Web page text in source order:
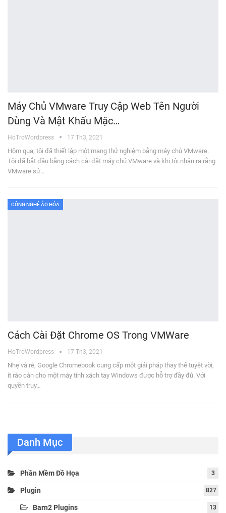
Máy Chủ VMware Truy Cập Web Tên Người
Dùng Và Mật Khẩu Mặc…
HoTroWordpress 17 Th3, 2021
Hôm qua, tôi đã thiết lập một mạng thử nghiệm bằng máy chủ VMware.
Tôi đã bắt đầu bằng cách cài đặt máy chủ VMware và khi tôi nhận ra rằng
VMware sử…
CÔNG NGHỆ ẢO HÓA
Cách Cài Đặt Chrome OS Trong VMWare
HoTroWordpress 17 Th3, 2021
Nhẹ và rẻ, Google Chromebook cung cấp một giải pháp thay thế tuyệt vời,
ít rào cản cho một máy tính xách tay Windows được hỗ trợ đầy đủ. Với
quyền truy…
Danh Mục
Phần Mềm Đồ Họa 3
Plugin 827
Barn2 Plugins 13